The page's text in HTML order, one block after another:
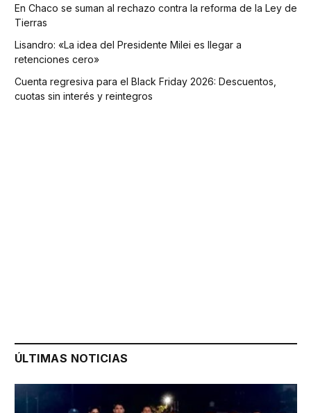
En Chaco se suman al rechazo contra la reforma de la Ley de
Tierras
Lisandro: «La idea del Presidente Milei es llegar a
retenciones cero»
Cuenta regresiva para el Black Friday 2026: Descuentos,
cuotas sin interés y reintegros
ÚLTIMAS NOTICIAS